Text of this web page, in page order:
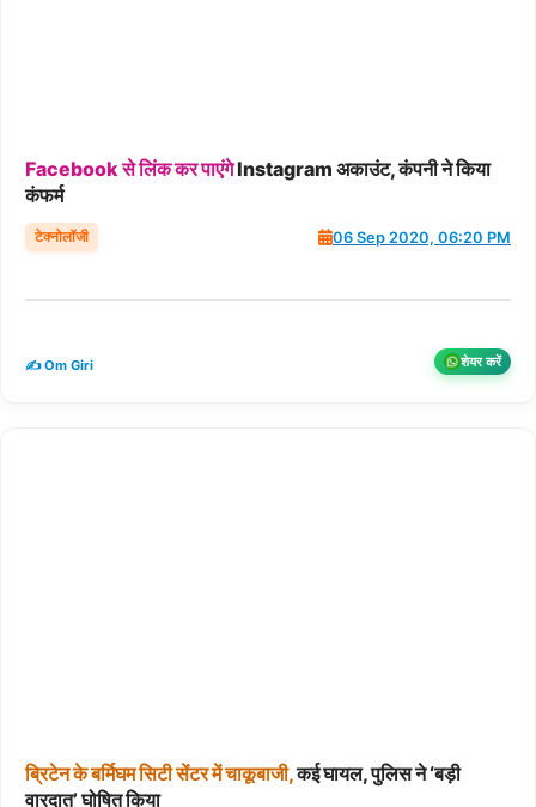
FacebookसेलिंककरपाएंगेInstagram अकाउंट, कंपनी ने किया
कंफर्म
टेक्नोलॉजी 06 Sep 2020, 06:20 PM
✍️ Om Giri शेयर करें
ब्रिटेनकेबर्मिघमसिटीसेंटरमेंचाकूबाजी,कई घायल, पुलिस ने ‘बड़ी
वारदात’ घोषित किया